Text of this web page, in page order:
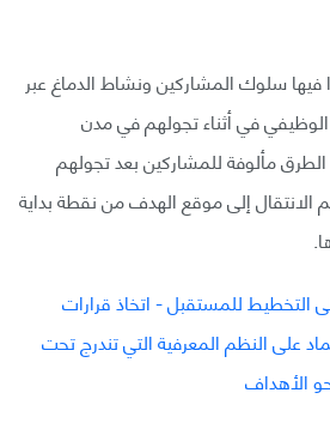
فيها سلوك المشاركين ونشاط الدماغ عبر
في أثناء تجولهم في مدن
مألوفة للمشاركين بعد تجولهم
الانتقال إلى موقع الهدف من نقطة بداية